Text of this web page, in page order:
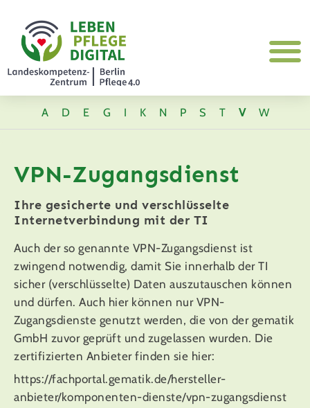
A D E G I K N P S T V W
VPN-Zugangsdienst
Ihre gesicherte und verschlüsselte
Internetverbindung mit der TI
Auch der so genannte VPN-Zugangsdienst ist
zwingend notwendig, damit Sie innerhalb der TI
sicher (verschlüsselte) Daten auszutauschen können
und dürfen. Auch hier können nur VPN-
Zugangsdienste genutzt werden, die von der gematik
GmbH zuvor geprüft und zugelassen wurden. Die
zertifizierten Anbieter finden sie hier:
https://fachportal.gematik.de/hersteller-
anbieter/komponenten-dienste/vpn-zugangsdienst